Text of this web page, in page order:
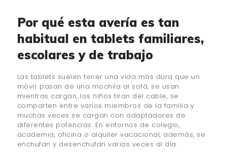
Por qué esta avería es tan
habitual en tablets familiares,
escolares y de trabajo
Las tablets suelen tener una vida más dura que un
móvil: pasan de una mochila al sofá, se usan
mientras cargan, los niños tiran del cable, se
comparten entre varios miembros de la familia y
muchas veces se cargan con adaptadores de
diferentes potencias. En entornos de colegio,
academia, oficina o alquiler vacacional, además, se
enchufan y desenchufan varias veces al día.